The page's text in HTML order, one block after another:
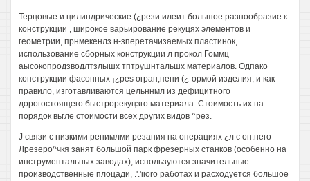
Терцовые и цилиндрические (¿рези илеит большое разнообразие к
конструкции , широкое варьирование рекуцях элементов и
геометрии, прнмекенлз н-зперетачизаемых пластинок,
использование сборных конструкции л прокол Гоммц
аысокопродзводлтзлышх тптрушнтальшх материалов. Одпако
конструкции фасонных ¡¿pes огран;пени (¿-ормой изделия, и как
правило, изготавливаются цельннмл из дефицитного
дорогостоящего быстрорекуцзго материала. Стоимость их на
порядок вьгле стоимости всех других видов ^рез.
J связи с низкими ренимлми резания на операциях ¿л с он.него
Лрезеро^чкя занят большой парк фрезерных станков (особенно на
инструментальных заводах), используются значительные
производственные плоцади, .'.'iioro работах и расходуется большое